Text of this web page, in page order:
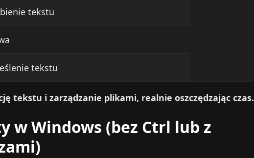
tekstu
tekstu
tekstu i zarządzanie plikami, realnie oszczędzając czas.
w Windows (bez Ctrl lub z